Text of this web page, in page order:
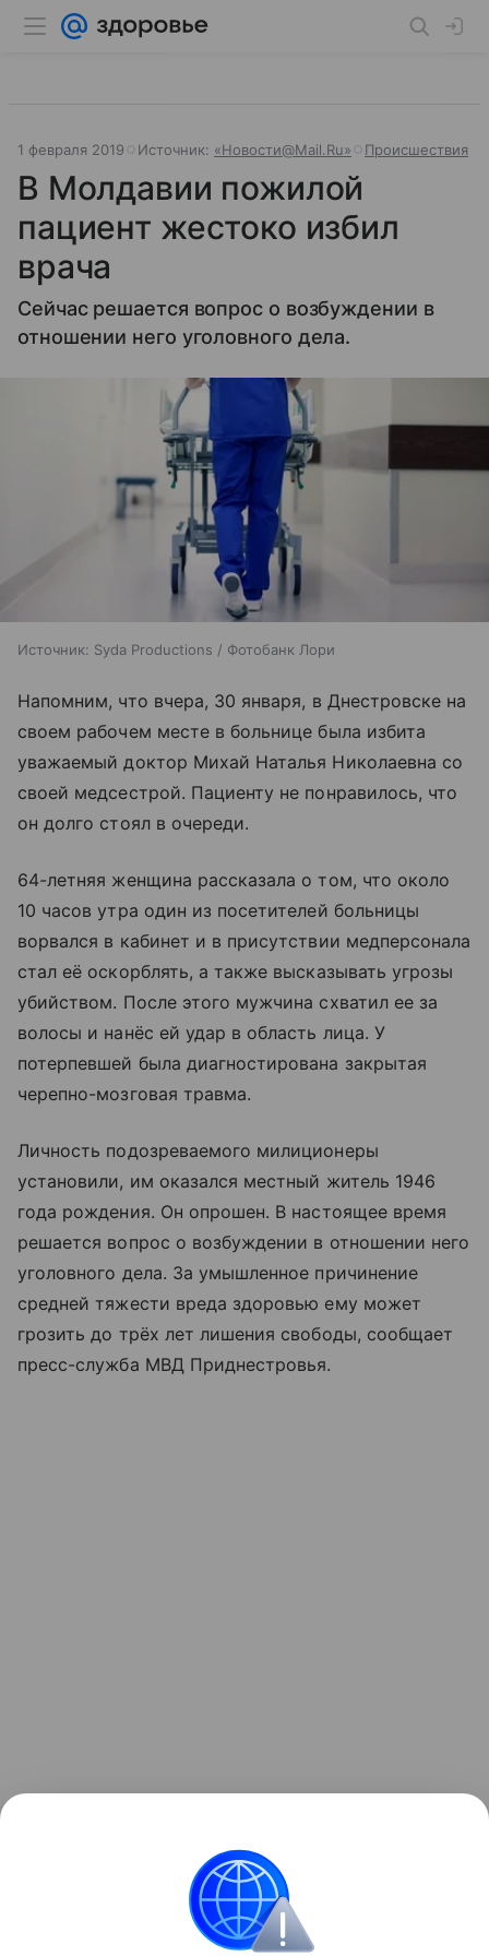
1 февраля 2019 Источник: «Новости@Mail.Ru» Происшествия
В Молдавии пожилой
пациент жестоко избил
врача
Сейчас решается вопрос о возбуждении в
отношении него уголовного дела.
Источник: Syda Productions / Фотобанк Лори
Напомним, что вчера, 30 января, в Днестровске на
своем рабочем месте в больнице была избита
уважаемый доктор Михай Наталья Николаевна со
своей медсестрой. Пациенту не понравилось, что
он долго стоял в очереди.
64-летняя женщина рассказала о том, что около
10 часов утра один из посетителей больницы
ворвался в кабинет и в присутствии медперсонала
стал её оскорблять, а также высказывать угрозы
убийством. После этого мужчина схватил ее за
волосы и нанёс ей удар в область лица. У
потерпевшей была диагностирована закрытая
черепно-мозговая травма.
Личность подозреваемого милиционеры
установили, им оказался местный житель 1946
года рождения. Он опрошен. В настоящее время
решается вопрос о возбуждении в отношении него
уголовного дела. За умышленное причинение
средней тяжести вреда здоровью ему может
грозить до трёх лет лишения свободы, сообщает
пресс-служба МВД Приднестровья.